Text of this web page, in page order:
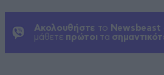
Ακολουθήστε το Newsbeast
μάθετε πρώτοι τα